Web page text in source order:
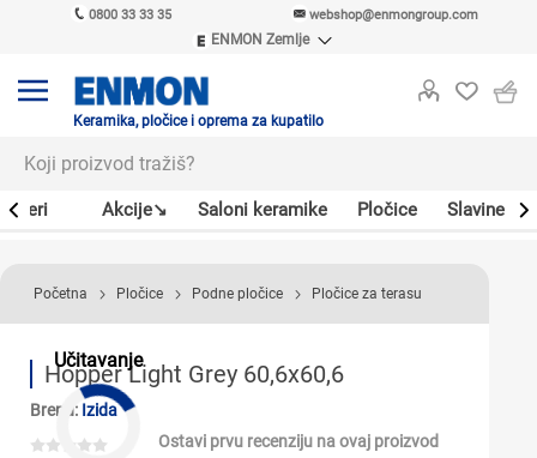
0800 33 33 35 webshop@enmongroup.com
ENMON Zemlje
ENMON MKD
Keramika, pločice i oprema za kupatilo
Akcije↘ Saloni keramike Pločice Slavine
Učitavanje
Početna Pločice Podne pločice Pločice za terasu
Hopper Light Grey 60,6x60,6
Brend: Izida
Ostavi prvu recenziju na ovaj proizvod